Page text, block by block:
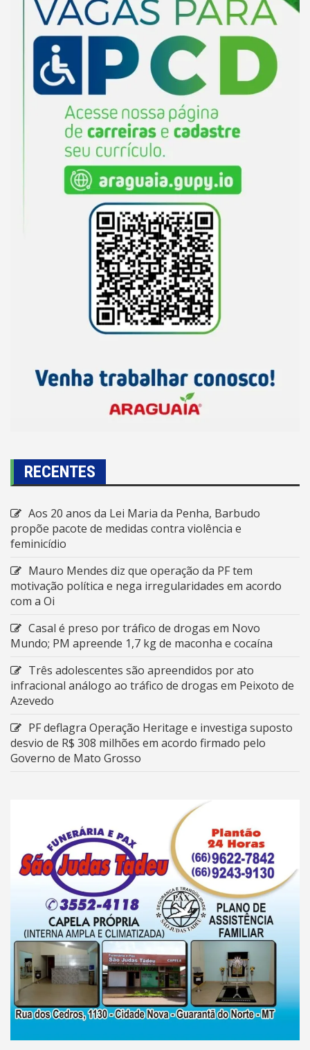
RECENTES
Aos 20 anos da Lei Maria da Penha, Barbudo
propõe pacote de medidas contra violência e
feminicídio
Mauro Mendes diz que operação da PF tem
motivação política e nega irregularidades em acordo
com a Oi
Casal é preso por tráfico de drogas em Novo
Mundo; PM apreende 1,7 kg de maconha e cocaína
Três adolescentes são apreendidos por ato
infracional análogo ao tráfico de drogas em Peixoto de
Azevedo
PF deflagra Operação Heritage e investiga suposto
desvio de R$ 308 milhões em acordo firmado pelo
Governo de Mato Grosso